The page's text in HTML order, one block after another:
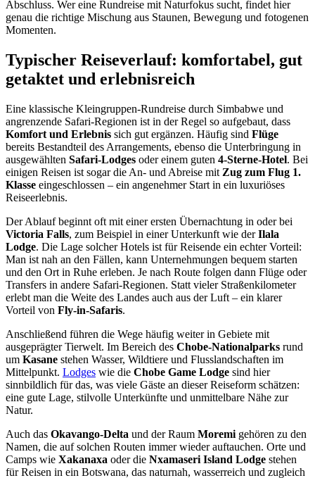
Abschluss. Wer eine Rundreise mit Naturfokus sucht, findet hier
genau die richtige Mischung aus Staunen, Bewegung und fotogenen
Momenten.
Typischer Reiseverlauf: komfortabel, gut
getaktet und erlebnisreich
Eine klassische Kleingruppen-Rundreise durch Simbabwe und
angrenzende Safari-Regionen ist in der Regel so aufgebaut, dass
Komfort und Erlebnis sich gut ergänzen. Häufig sind Flüge
bereits Bestandteil des Arrangements, ebenso die Unterbringung in
ausgewählten Safari-Lodges oder einem guten 4-Sterne-Hotel. Bei
einigen Reisen ist sogar die An- und Abreise mit Zug zum Flug 1.
Klasse eingeschlossen – ein angenehmer Start in ein luxuriöses
Reiseerlebnis.
Der Ablauf beginnt oft mit einer ersten Übernachtung in oder bei
Victoria Falls, zum Beispiel in einer Unterkunft wie derIlala
Lodge. Die Lage solcher Hotels ist für Reisende ein echter Vorteil:
Man ist nah an den Fällen, kann Unternehmungen bequem starten
und den Ort in Ruhe erleben. Je nach Route folgen dann Flüge oder
Transfers in andere Safari-Regionen. Statt vieler Straßenkilometer
erlebt man die Weite des Landes auch aus der Luft – ein klarer
Vorteil von Fly-in-Safaris.
Anschließend führen die Wege häufig weiter in Gebiete mit
ausgeprägter Tierwelt. Im Bereich des Chobe-Nationalparks rund
um Kasane stehen Wasser, Wildtiere und Flusslandschaften im
Mittelpunkt. Lodges wie die Chobe Game Lodge sind hier
sinnbildlich für das, was viele Gäste an dieser Reiseform schätzen:
eine gute Lage, stilvolle Unterkünfte und unmittelbare Nähe zur
Natur.
Auch das Okavango-Delta und der Raum Moremi gehören zu den
Namen, die auf solchen Routen immer wieder auftauchen. Orte und
Camps wie Xakanaxa oder die Nxamaseri Island Lodge stehen
für Reisen in ein Botswana, das naturnah, wasserreich und zugleich